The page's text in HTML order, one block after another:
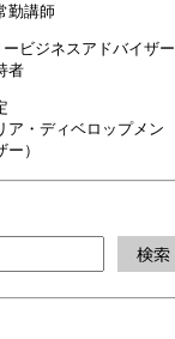
勤講師
ビジネスアドバイザー
者
ア・ディベロップメン
）